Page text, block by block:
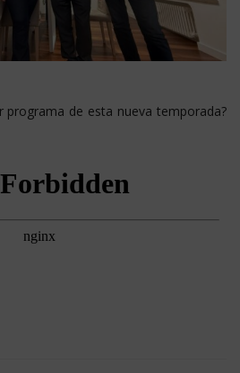
programa de esta nueva temporada?